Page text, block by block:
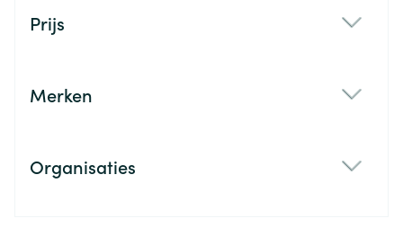
Prijs
Merken
Organisaties